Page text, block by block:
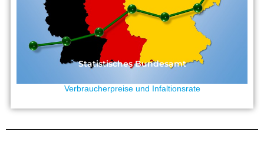
Statistisches Bundesamt
Verbraucherpreise und Infaltionsrate